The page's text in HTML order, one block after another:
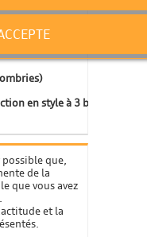
et de l'inscription
en style à 3 branches
que,
de la
que vous avez
et la